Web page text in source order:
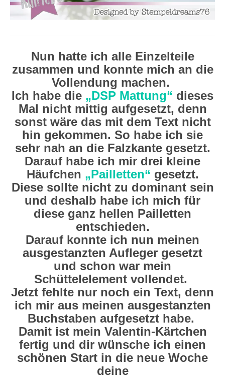
Nun hatte ich alle Einzelteile
zusammen und konnte mich an die
Vollendung machen.
Ich habe die „DSP Mattung“ dieses
Mal nicht mittig aufgesetzt, denn
sonst wäre das mit dem Text nicht
hin gekommen. So habe ich sie
sehr nah an die Falzkante gesetzt.
Darauf habe ich mir drei kleine
Häufchen „Pailletten“ gesetzt.
Diese sollte nicht zu dominant sein
und deshalb habe ich mich für
diese ganz hellen Pailletten
entschieden.
Darauf konnte ich nun meinen
ausgestanzten Aufleger gesetzt
und schon war mein
Schüttelelement vollendet.
Jetzt fehlte nur noch ein Text, denn
ich mir aus meinen ausgestanzten
Buchstaben aufgesetzt habe.
Damit ist mein Valentin-Kärtchen
fertig und dir wünsche ich einen
schönen Start in die neue Woche
deine